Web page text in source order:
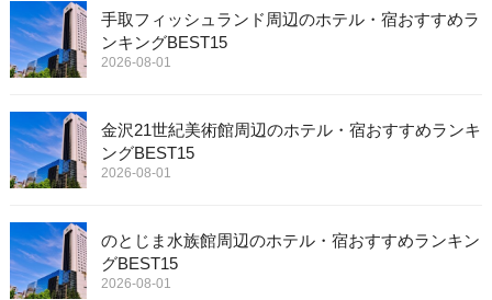
手取フィッシュランド周辺のホテル・宿おすすめラ
ンキングBEST15
2026-08-01
金沢21世紀美術館周辺のホテル・宿おすすめランキ
ングBEST15
2026-08-01
のとじま水族館周辺のホテル・宿おすすめランキン
グBEST15
2026-08-01